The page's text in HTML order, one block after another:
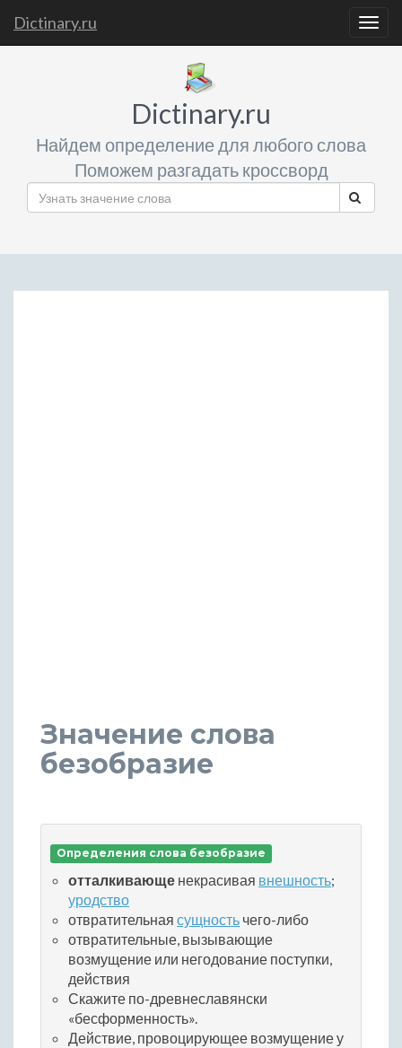
Dictinary.ru
Dictinary.ru
Найдем определение для любого слова
Поможем разгадать кроссворд
Значение слова
безобразие
Определения слова безобразие
отталкивающе некрасивая внешность;
уродство
отвратительная сущность чего-либо
отвратительные, вызывающие
возмущение или негодование поступки,
действия
Скажите по-древнеславянски
«бесформенность».
Действие, провоцирующее возмущение у